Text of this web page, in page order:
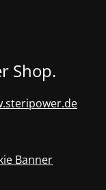
Shop.
Banner